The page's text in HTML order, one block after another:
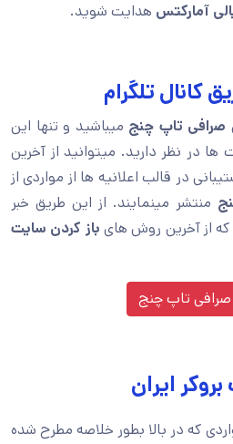
آمارکتس هدایت شوید.
صرافی تاپ چنج میباشید و تنها این
ها در نظر دارید. میتوانید از آخرین
در قالب اعلانیه ها از مواردی از
منتشر مینمایند. از این طریق خبر
که از آخرین روش های باز کردن سایت
تاپ چنج
ایران
که در بالا بطور خلاصه مطرح شده